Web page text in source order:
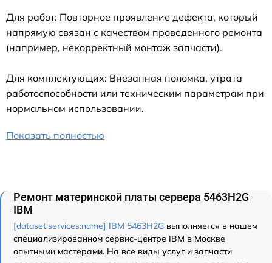
Для работ: Повторное проявление дефекта, который
напрямую связан с качеством проведенного ремонта
(например, некорректный монтаж запчасти).
Для комплектующих: Внезапная поломка, утрата
работоспособности или техническим параметрам при
нормальном использовании.
Показать полностью
Ремонт материнской платы сервера 5463H2G
IBM
[dataset:services:name] IBM 5463H2G выполняется в нашем
специализированном сервис-центре IBM в Москве
опытными мастерами. На все виды услуг и запчасти